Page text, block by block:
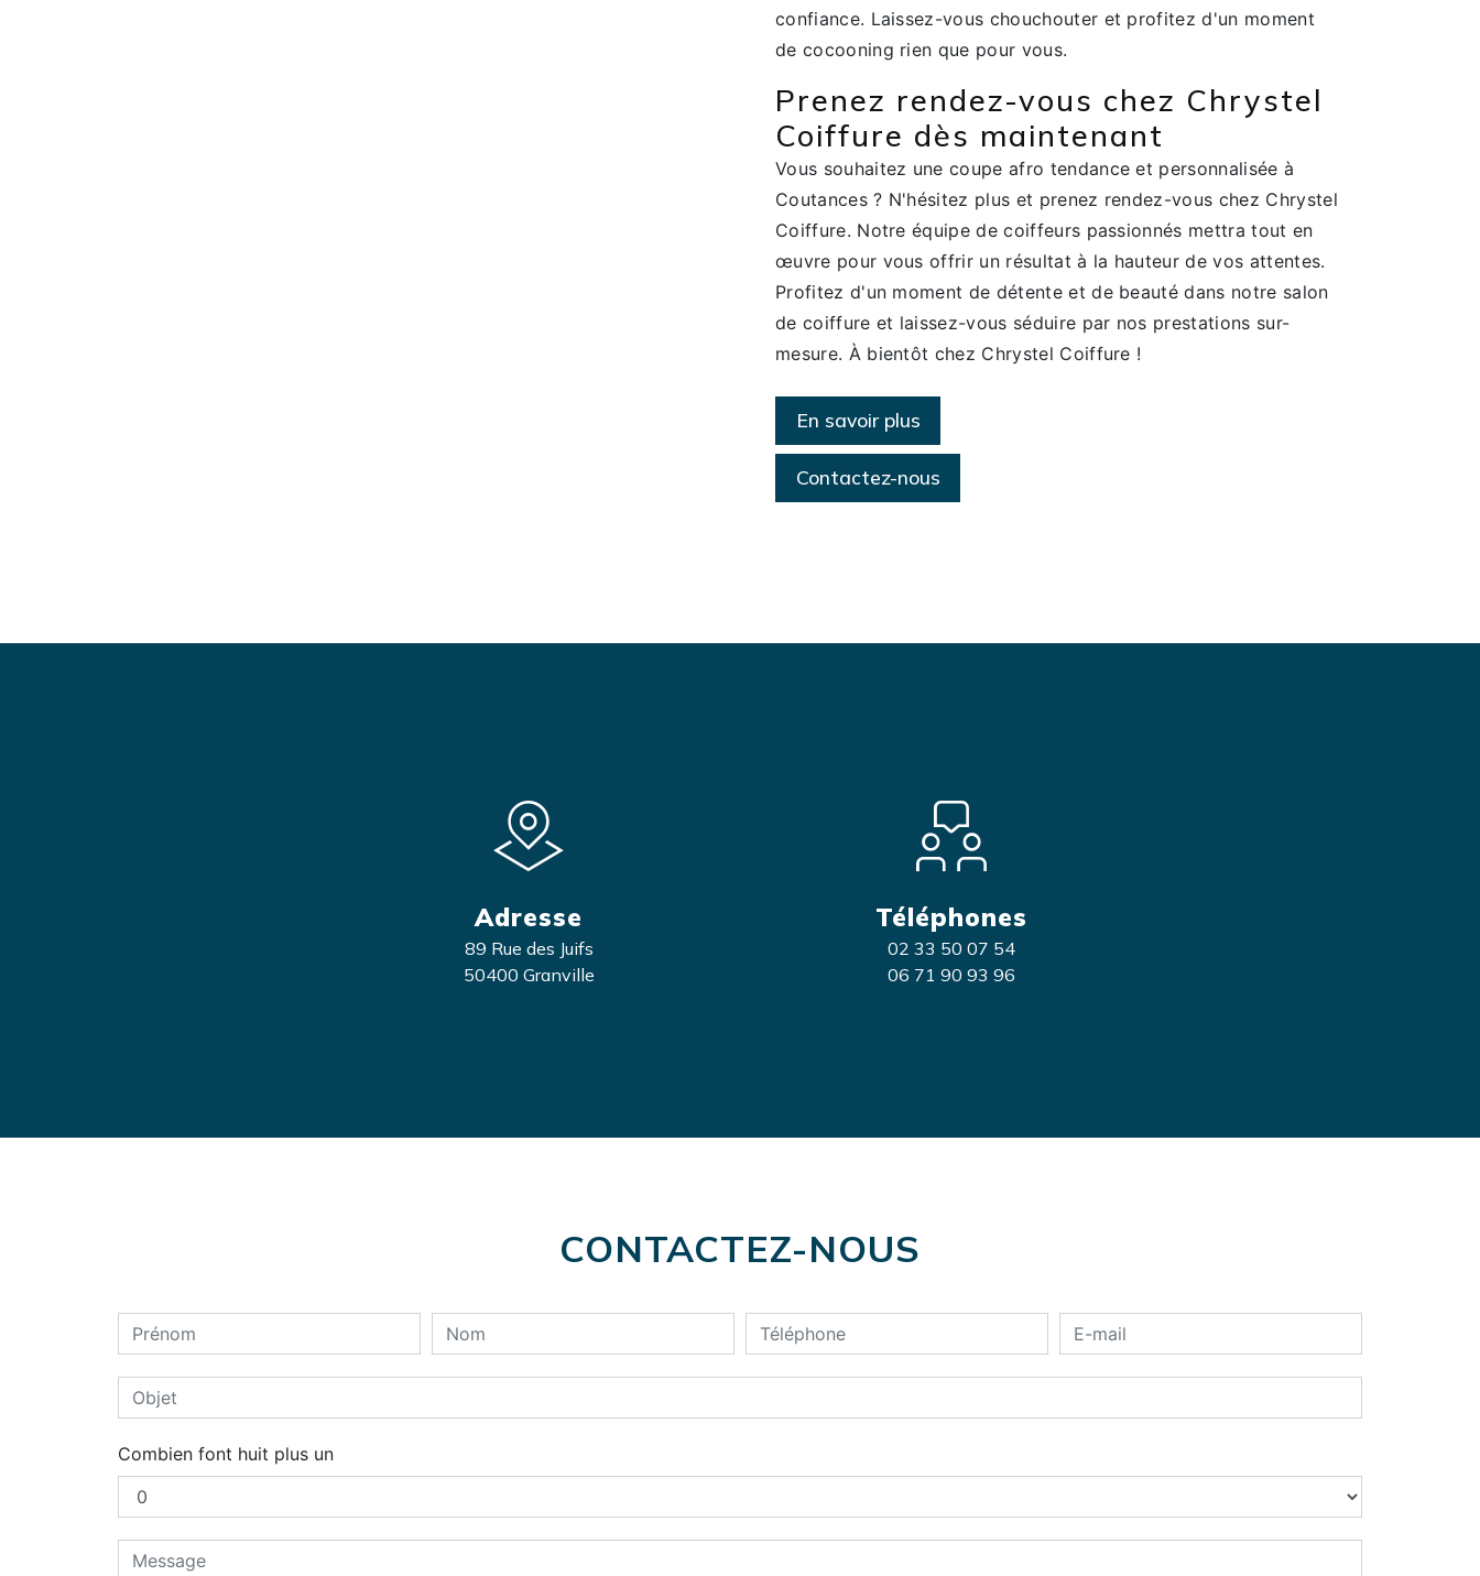
confiance. Laissez-vous chouchouter et profitez d'un moment
de cocooning rien que pour vous.
Prenez rendez-vous chez Chrystel
Coiffure dès maintenant
Vous souhaitez une coupe afro tendance et personnalisée à
Coutances ? N'hésitez plus et prenez rendez-vous chez Chrystel
Coiffure. Notre équipe de coiffeurs passionnés mettra tout en
œuvre pour vous offrir un résultat à la hauteur de vos attentes.
Profitez d'un moment de détente et de beauté dans notre salon
de coiffure et laissez-vous séduire par nos prestations sur-
mesure. À bientôt chez Chrystel Coiffure !
En savoir plus
Contactez-nous
Adresse
89 Rue des Juifs
50400 Granville
Téléphones
02 33 50 07 54
06 71 90 93 96
CONTACTEZ-NOUS
Combien font huit plus un